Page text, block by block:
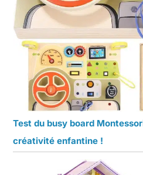
Test du busy board
créativité enfantine !